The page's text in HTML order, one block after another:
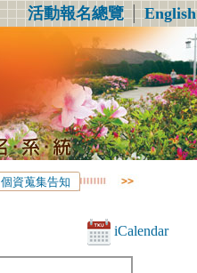
活動報名總覽│English
個資蒐集告知
iCalendar